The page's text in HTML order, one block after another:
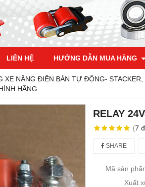
LIÊN HỆ HƯỚNG DẪN MUA HÀNG
XE NÂNG ĐIỆN BÁN TỰ ĐỘNG-
HÃNG
RELAY
(7
SHARE
Mã sản
Xuất